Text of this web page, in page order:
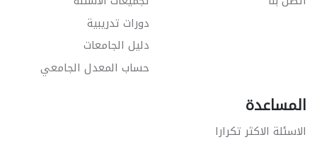
دورات تدريبية
دليل الجامعات
حساب المعدل الجامعي
المساعدة
الاسئلة الاكثر تكرارا